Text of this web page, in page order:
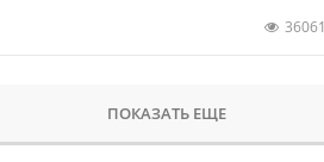
36061
ПОКАЗАТЬ ЕЩЕ